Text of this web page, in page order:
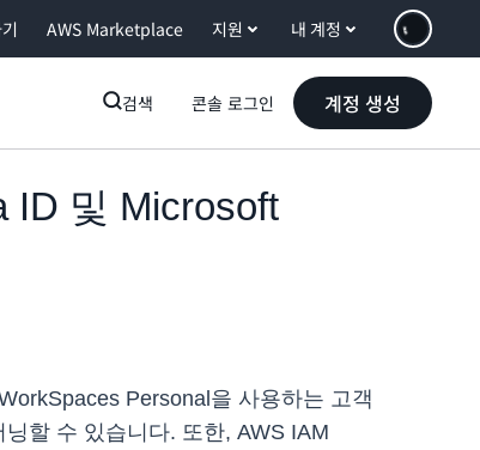
AWS Marketplace 지원 내 계정
검색 콘솔 로그인 계정 생성
ID 및 Microsoft
Personal을 사용하는 고객
할 수 있습니다. 또한, AWS IAM